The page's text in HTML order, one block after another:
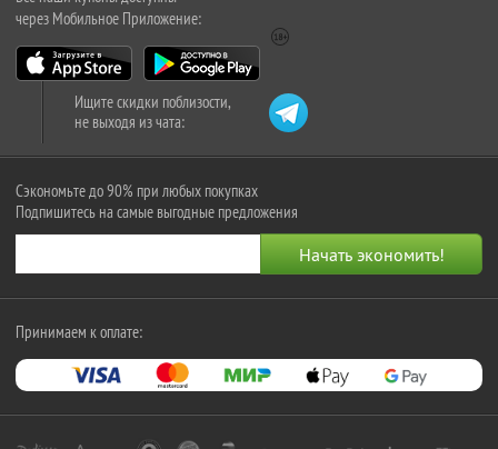
через Мобильное Приложение:
Ищите скидки поблизости,
не выходя из чата:
Сэкономьте до 90% при любых покупках
Подпишитесь на самые выгодные предложения
Принимаем к оплате: